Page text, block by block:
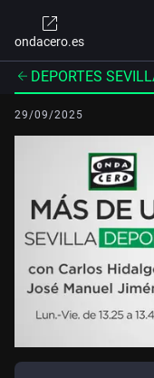
ondacero.es
DEPORTES
29/09/2025